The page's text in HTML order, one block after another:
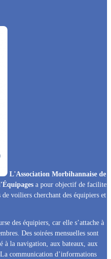
L'Association Morbihannaise de
a pour objectif de faciliter
voiliers cherchant des équipiers et
des équipiers, car elle s’attache à
Des soirées mensuelles sont
à la navigation, aux bateaux, aux
communication d’informations